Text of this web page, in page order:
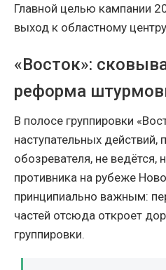
Главной целью кампании
выход к областному
«Восток»:
реформа
В полосе группировки
наступательных действий,
обозревателя, не ведётся,
противника на рубеже
принципиально важным:
частей отсюда откроет
группировки.